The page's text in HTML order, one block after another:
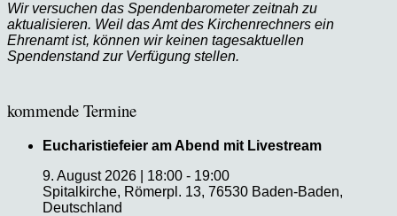
Wir versuchen das Spendenbarometer zeitnah zu
aktualisieren. Weil das Amt des Kirchenrechners ein
Ehrenamt ist, können wir keinen tagesaktuellen
Spendenstand zur Verfügung stellen.
kommende Termine
Eucharistiefeier am Abend mit Livestream
9. August 2026
18:00 - 19:00
Spitalkirche, Römerpl. 13, 76530 Baden-Baden,
Deutschland